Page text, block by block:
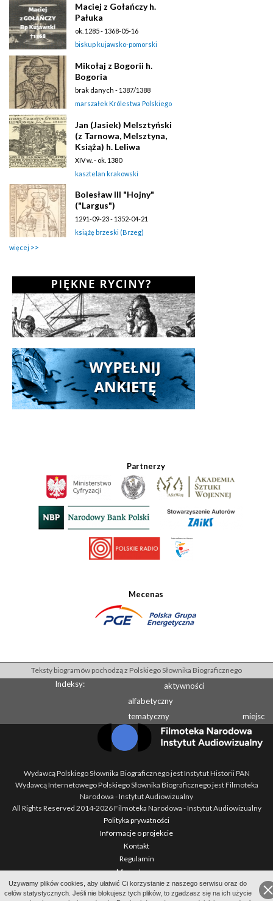
Maciej z Gołańczy h.
Pałuka
ok. 1285 - 1368-05-16
biskup kujawsko-pomorski
Mikołaj z Bogorii h.
Bogoria
brak danych - 1387/1388
marszałek Królestwa Polskiego
Jan (Jasiek) Melsztyński
(z Tarnowa, Melsztyna,
Książa) h. Leliwa
XIV w. - ok. 1380
kasztelan krakowski
Bolesław III "Hojny"
("Largus")
1291-09-23 - 1352-04-21
książę brzeski (Brzeg)
więcej
Partnerzy
Mecenas
Uzywamy plików cookies, aby ułatwić Ci korzystanie z naszego serwisu oraz do
celów statystycznych. Jeśli nie blokujesz tych plików, to zgadzasz się na ich użycie
Teksty biogramów pochodzą z Polskiego Słownika Biograficznego
Indeksy:
aktywności
alfabetyczny
tematyczny
miejsc
Wydawcą Polskiego Słownika Biograficznego jest Instytut Historii PAN
Wydawcą Internetowego Polskiego Słownika Biograficznego jest Filmoteka
Narodowa - Instytut Audiowizualny
All Rights Reserved 2014-2026Filmoteka Narodowa - Instytut Audiowizualny
Polityka prywatności
Informacje o projekcie
Kontakt
Regulamin
Mapa strony
BIP
Wersja: 1.2.0